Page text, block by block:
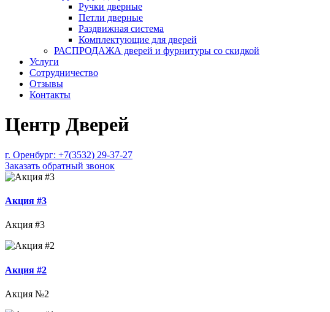
Ручки дверные
Петли дверные
Раздвижная система
Комплектующие для дверей
РАСПРОДАЖА дверей и фурнитуры со скидкой
Услуги
Сотрудничество
Отзывы
Контакты
Центр Дверей
г. Оренбург: +7(3532) 29-37-27
Заказать обратный звонок
Акция #3
Акция #3
Акция #2
Акция №2